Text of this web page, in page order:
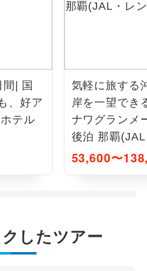
| 国
、好ア
テル
気軽に旅する
岸を一望でき
ナワグランメ
後泊 那覇
付)
53,600〜
したツアー